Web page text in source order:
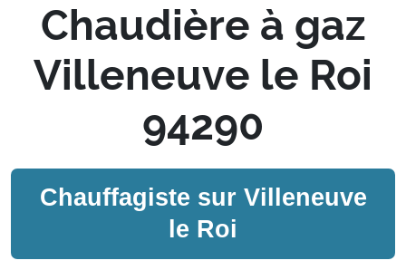
Chaudière à gaz
Villeneuve le Roi
94290
Chauffagiste sur Villeneuve
le Roi